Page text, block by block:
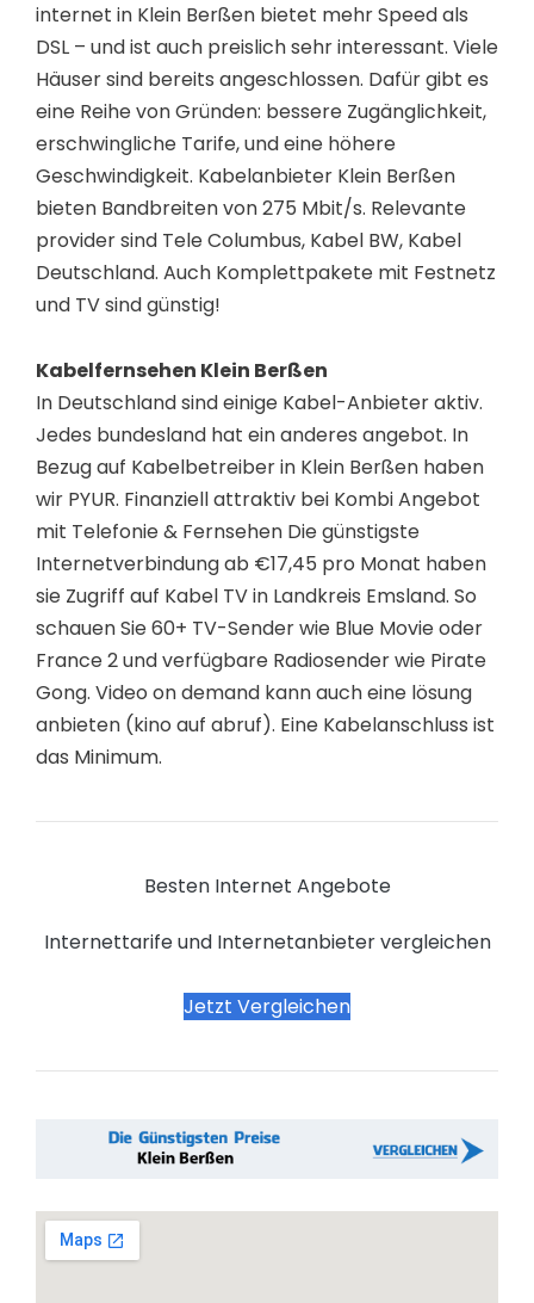
internet in Klein Berßen bietet mehr Speed als
DSL – und ist auch preislich sehr interessant. Viele
Häuser sind bereits angeschlossen. Dafür gibt es
eine Reihe von Gründen: bessere Zugänglichkeit,
erschwingliche Tarife, und eine höhere
Geschwindigkeit. Kabelanbieter Klein Berßen
bieten Bandbreiten von 275 Mbit/s. Relevante
provider sind Tele Columbus, Kabel BW, Kabel
Deutschland. Auch Komplettpakete mit Festnetz
und TV sind günstig!
Kabelfernsehen Klein Berßen
In Deutschland sind einige Kabel-Anbieter aktiv.
Jedes bundesland hat ein anderes angebot. In
Bezug auf Kabelbetreiber in Klein Berßen haben
wir PYUR. Finanziell attraktiv bei Kombi Angebot
mit Telefonie & Fernsehen Die günstigste
Internetverbindung ab €17,45 pro Monat haben
sie Zugriff auf Kabel TV in Landkreis Emsland. So
schauen Sie 60+ TV-Sender wie Blue Movie oder
France 2 und verfügbare Radiosender wie Pirate
Gong. Video on demand kann auch eine lösung
anbieten (kino auf abruf). Eine Kabelanschluss ist
das Minimum.
Besten Internet Angebote
Internettarife und Internetanbieter vergleichen
Jetzt Vergleichen